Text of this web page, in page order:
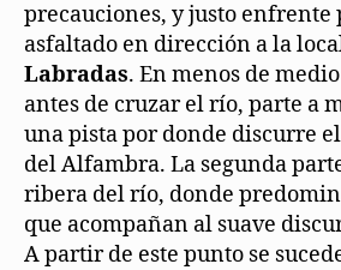
precauciones, y justo enfrente
asfaltado en dirección a la
Labradas. En menos de
antes de cruzar el río, parte a
una pista por donde discurre
del Alfambra. La segunda
ribera del río, donde
que acompañan al suave
A partir de este punto se